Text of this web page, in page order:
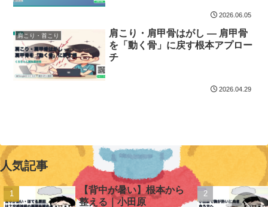
2026.06.05
肩こり・首こり
肩こり・肩甲骨はがし — 肩甲骨
を「動く骨」に戻す根本アプロー
チ
2026.04.29
人気記事
【背中が暑い】根本から
整える｜小田原